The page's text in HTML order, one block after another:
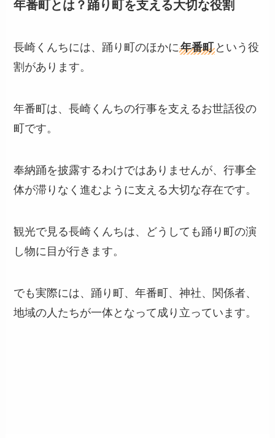
年番町とは？踊り町を支える大切な役割
長崎くんちには、踊り町のほかに年番町 という役
割があります。
年番町は、長崎くんちの行事を支えるお世話役の
町です。
奉納踊を披露するわけではありませんが、行事全
体が滞りなく進むように支える大切な存在です。
観光で見る長崎くんちは、どうしても踊り町の演
し物に目が行きます。
でも実際には、踊り町、年番町、神社、関係者、
地域の人たちが一体となって成り立っています。